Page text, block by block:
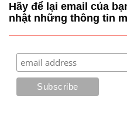
Hãy để lại email của
nhật những thông tin